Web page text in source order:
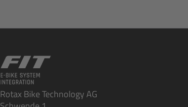
Rotax Bike Technology AG